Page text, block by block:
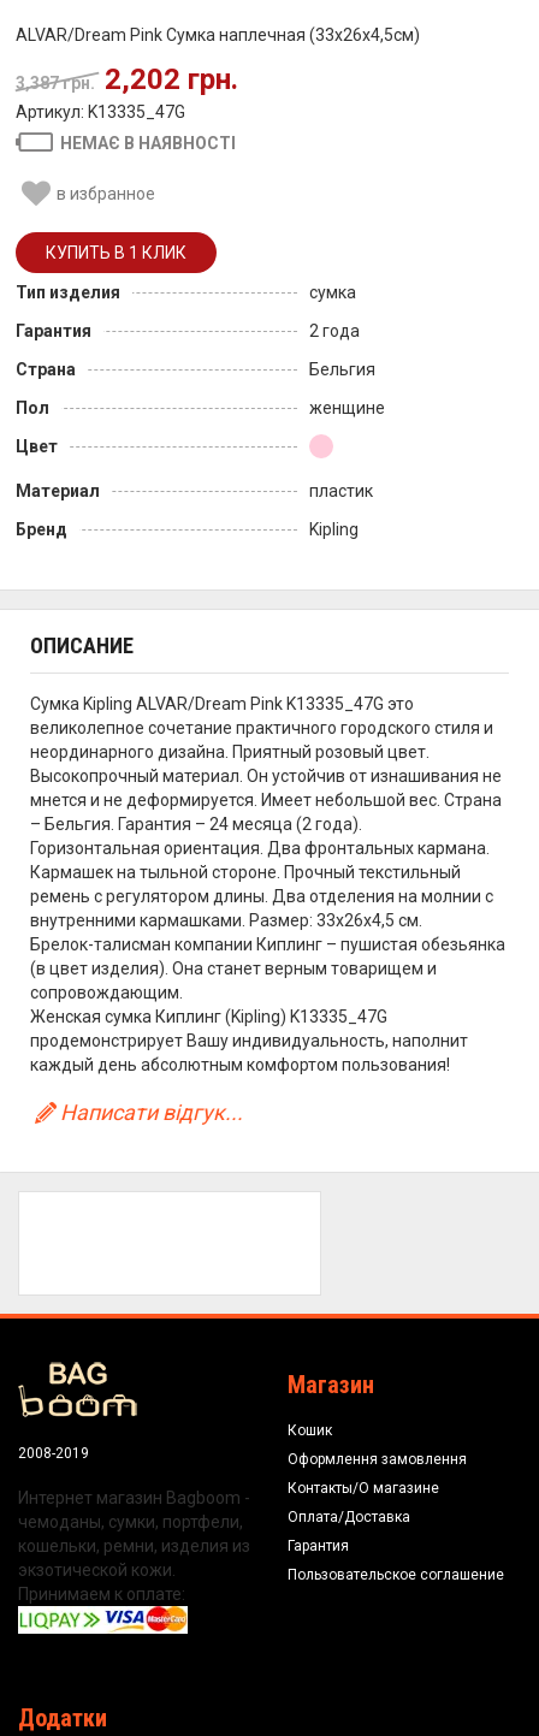
ALVAR/Dream Pink Сумка наплечная (33x26x4,5см)
3,387 грн. 2,202 грн.
Артикул: K13335_47G
НЕМАЄ В НАЯВНОСТІ
в избранное
Тип изделия
сумка
Гарантия
2 года
Страна
Бельгия
Пол
женщине
Цвет
Материал
пластик
Бренд
Kipling
ОПИСАНИЕ
Cумка Kipling ALVAR/Dream Pink K13335_47G это
великолепное сочетание практичного городского стиля и
неординарного дизайна. Приятный розовый цвет.
Высокопрочный материал. Он устойчив от изнашивания не
мнется и не деформируется. Имеет небольшой вес. Страна
– Бельгия. Гарантия – 24 месяца (2 года).
Горизонтальная ориентация. Два фронтальных кармана.
Кармашек на тыльной стороне. Прочный текстильный
ремень с регулятором длины. Два отделения на молнии с
внутренними кармашками. Размер: 33х26х4,5 см.
Брелок-талисман компании Киплинг – пушистая обезьянка
(в цвет изделия). Она станет верным товарищем и
сопровождающим.
Женская сумка Киплинг (Kipling) K13335_47G
продемонстрирует Вашу индивидуальность, наполнит
каждый день абсолютным комфортом пользования!
Написати відгук...
2008-2019
Интернет магазин Bagboom -
чемоданы, сумки, портфели,
кошельки, ремни, изделия из
экзотической кожи.
Принимаем к оплате:
Магазин
Кошик
Оформлення замовлення
Контакты/О магазине
Оплата/Доставка
Гарантия
Пользовательское соглашение
Додатки